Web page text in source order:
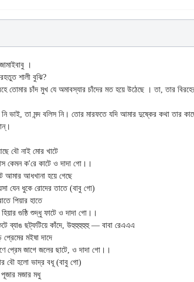
।
শালী বুঝি?
তোমার চাঁদ মুখ যে অমাবস্যার চাঁদের মত হয়ে উঠেছে । তা, তার
নি ভাই, তা মন্দ বলিস নি। তোর মারফতে যদি আমার দুষ্কের কথা তার
বৌ নাই মোর খাটে
কেমন ক'রে কাটে ও দাদা গো।।
আমার আধখানা হয়ে গেছে
যেন ধুকে রোদের তাতে (বাবু গো)
পিয়ার হাতে
হিয়ার গুষ্ঠি শুদ্ধু ফাটে ও দাদা গো।।
মইষা দাদে
প্রেম জাগে জলের ছাটে, ও দাদা গো।।
বৌ হলো ভাদ্র বধূ (বাবু গো)
পূজার মজার মধু